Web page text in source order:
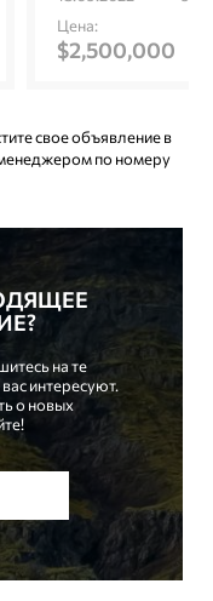
Цена:
$2,500,000
свое объявление в
по номеру
на те
интересуют.
о новых